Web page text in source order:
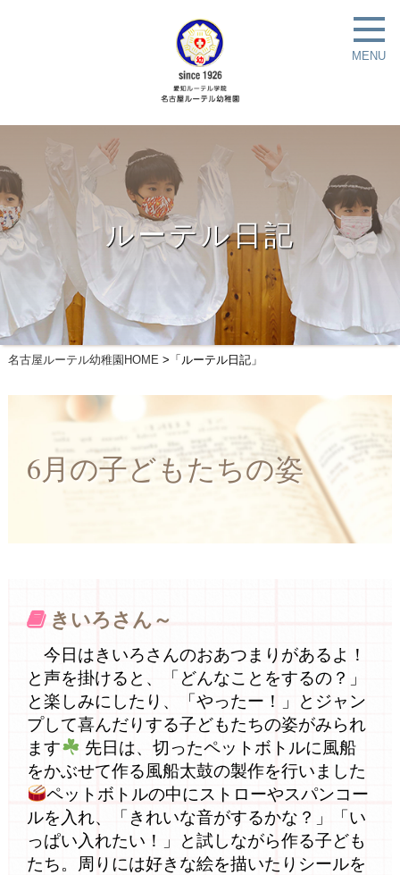
MENU
ルーテル日記
名古屋ルーテル幼稚園HOME >「ルーテル日記」
6月の子どもたちの姿
きいろさん～
今日はきいろさんのおあつまりがあるよ！
と声を掛けると、「どんなことをするの？」
と楽しみにしたり、「やったー！」とジャン
プして喜んだりする子どもたちの姿がみられ
ます
先日は、切ったペットボトルに風船
をかぶせて作る風船太鼓の製作を行いました
ペットボトルの中にストローやスパンコー
ルを入れ、「きれいな音がするかな？」「い
っぱい入れたい！」と試しながら作る子ども
たち。周りには好きな絵を描いたりシールを